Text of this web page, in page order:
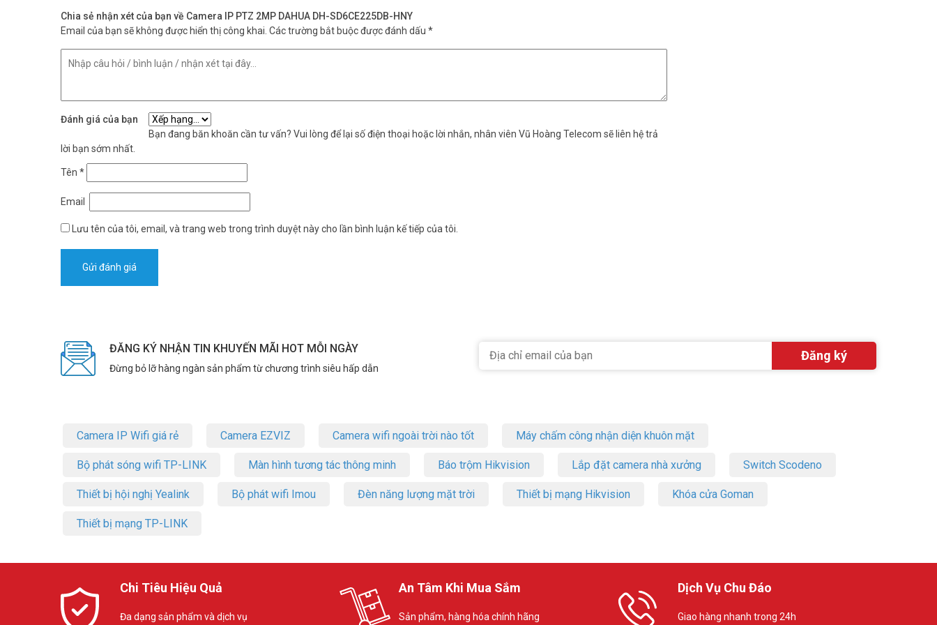
Chia sẻ nhận xét của bạn về Camera IP PTZ 2MP DAHUA DH-SD6CE225DB-HNY
Email của bạn sẽ không được hiển thị công khai. Các trường bắt buộc được đánh dấu *
Đánh giá của bạn
Bạn đang băn khoăn cần tư vấn? Vui lòng để lại số điện thoại hoặc lời nhắn, nhân viên Vũ Hoàng Telecom sẽ liên hệ trả
lời bạn sớm nhất.
Tên *
Email
Lưu tên của tôi, email, và trang web trong trình duyệt này cho lần bình luận kế tiếp của tôi.
ĐĂNG KÝ NHẬN TIN KHUYẾN MÃI HOT MỖI NGÀY
Đừng bỏ lỡ hàng ngàn sản phẩm từ chương trình siêu hấp dẫn
Camera IP Wifi giá rẻ Camera EZVIZ Camera wifi ngoài trời nào tốt Máy chấm công nhận diện khuôn mặt
Bộ phát sóng wifi TP-LINK Màn hình tương tác thông minh Báo trộm Hikvision Lắp đặt camera nhà xưởng Switch Scodeno
Thiết bị hội nghị Yealink Bộ phát wifi Imou Đèn năng lượng mặt trời Thiết bị mạng Hikvision Khóa cửa Goman
Thiết bị mạng TP-LINK
Chi Tiêu Hiệu Quả
Đa dạng sản phẩm và dịch vụ
An Tâm Khi Mua Sắm
Sản phẩm, hàng hóa chính hãng
Dịch Vụ Chu Đáo
Giao hàng nhanh trong 24h